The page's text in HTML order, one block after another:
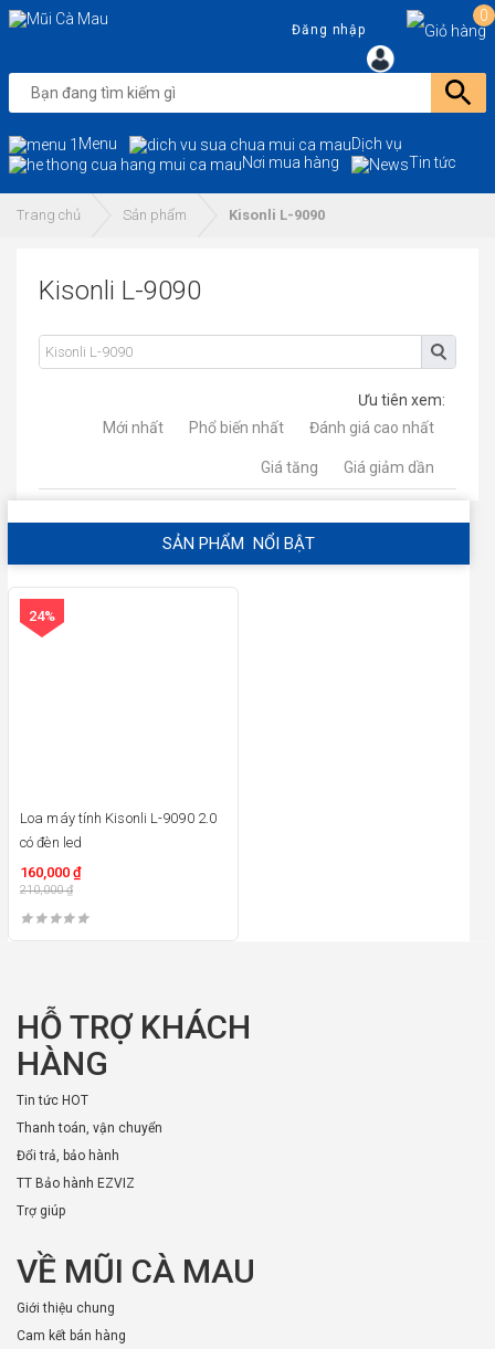
Đăng nhập
0
Menu
Dịch vụ
Nơi mua hàng
Tin tức
Trang chủ Sản phẩm Kisonli L-9090
Kisonli L-9090
Ưu tiên xem:
Mới nhất
Phổ biến nhất Đánh giá cao nhất
Giá tăng Giá giảm dần
SẢN PHẨM NỔI BẬT
24%
Loa máy tính Kisonli L-9090 2.0
có đèn led
160,000 ₫
210,000₫
HỖ TRỢ KHÁCH
HÀNG
Tin tức HOT
Thanh toán, vận chuyển
Đổi trả, bảo hành
TT Bảo hành EZVIZ
Trợ giúp
VỀ MŨI CÀ MAU
Giới thiệu chung
Cam kết bán hàng